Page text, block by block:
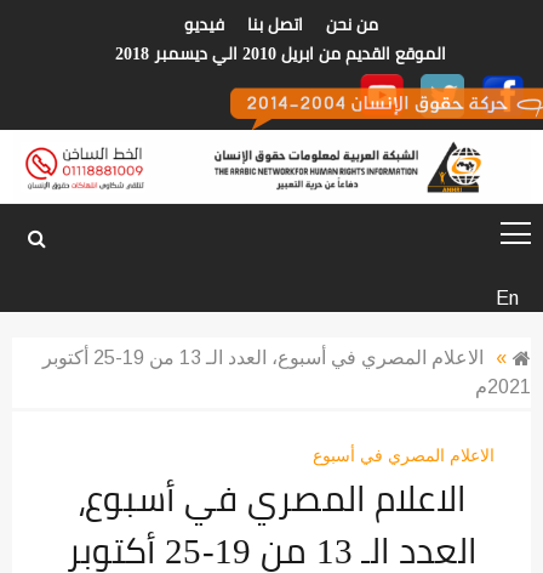
من نحن اتصل بنا
فيديو
الموقع القديم من ابريل 2010 الي ديسمبر 2018
لمعلومات حقوق
الانسان
En
»
الاعلام المصري في أسبوع، العدد الـ 13 من 19-25 أكتوبر
2021م
الاعلام المصري في أسبوع
الاعلام المصري في أسبوع،
العدد الـ 13 من 19-25 أكتوبر